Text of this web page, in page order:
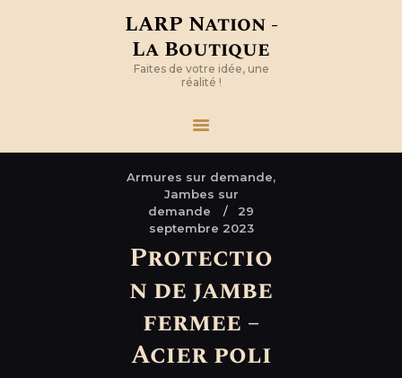
LARP Nation -
La Boutique
Faites de votre idée, une
réalité !
Armures sur demande,
Jambes sur
demande
29
septembre 2023
Protectio
n de jambe
fermee –
Acier poli